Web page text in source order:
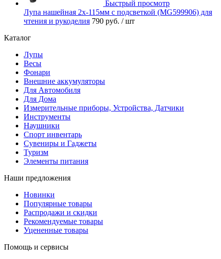
Быстрый просмотр
Лупа нашейная 2x-115мм с подсветкой (MG599906) для
чтения и рукоделия 790 руб. / шт
Каталог
Лупы
Весы
Фонари
Внешние аккумуляторы
Для Автомобиля
Для Дома
Измерительные приборы, Устройства, Датчики
Инструменты
Наушники
Спорт инвентарь
Сувениры и Гаджеты
Туризм
Элементы питания
Наши предложения
Новинки
Популярные товары
Распродажи и скидки
Рекомендуемые товары
Уцененные товары
Помощь и сервисы